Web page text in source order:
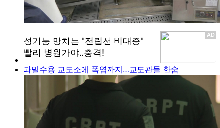
과밀수용 교도소에 폭염까지…교도관들 한숨